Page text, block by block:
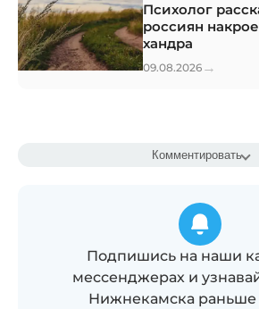
Психолог
россиян
хандра
09.08.2026 →
Комментировать
Подпишись на наши
мессенджерах и
Нижнекамска раньше